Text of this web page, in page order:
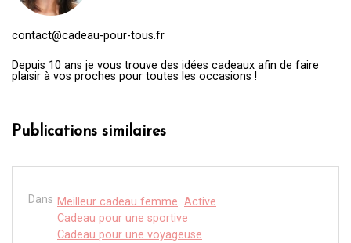
contact@cadeau-pour-tous.fr
Depuis 10 ans je vous trouve des idées cadeaux afin de faire
plaisir à vos proches pour toutes les occasions !
Publications similaires
Dans Meilleur cadeau femme Active
Cadeau pour une sportive
Cadeau pour une voyageuse